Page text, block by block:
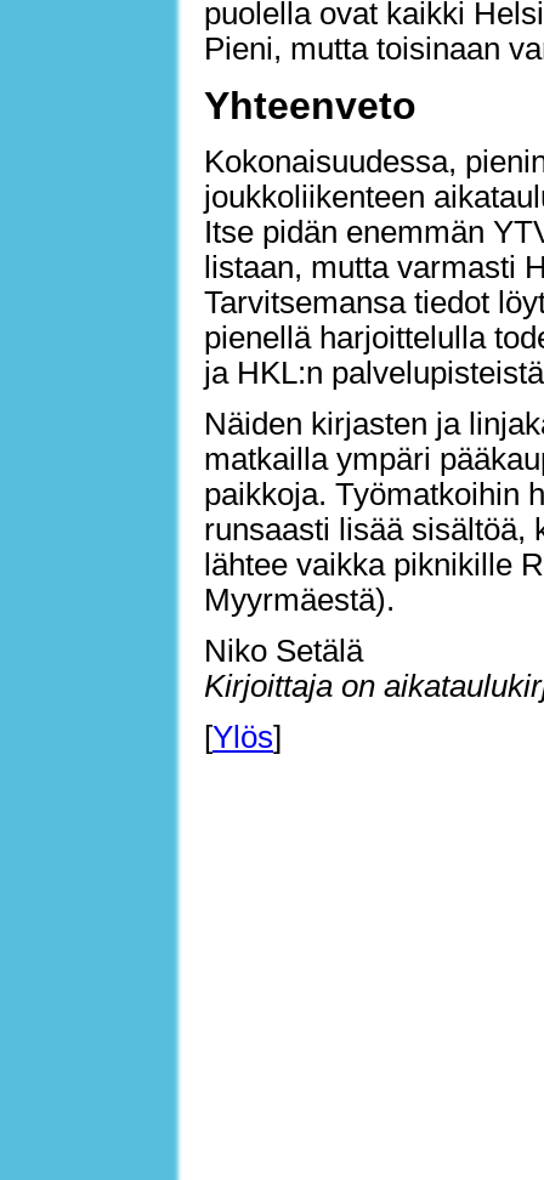
puolella ovat kaikki
Pieni, mutta toisinaan
Yhteenveto
Kokonaisuudessa,
joukkoliikenteen
Itse pidän enemmän
listaan, mutta varmasti
Tarvitsemansa tiedot
pienellä harjoittelulla
ja HKL:n
Näiden kirjasten ja
matkailla ympäri
paikkoja. Työmatkoihin
runsaasti lisää sisältöä,
lähtee vaikka piknikille
Myyrmäestä).
Niko Setälä
Kirjoittaja on
[Ylös]